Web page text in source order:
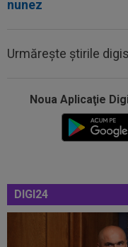
nunez
Urmărește știrile
Noua Aplicaţie
DIGI24
EXCLUSIV
serii, după KuPS -
Rodri!
00:08
Mai rău decât
La pauză erau conduși